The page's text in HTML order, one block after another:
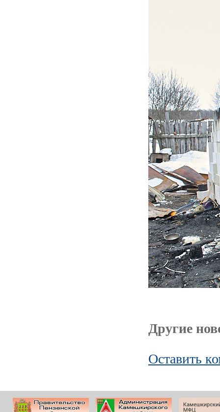
Другие
Оставить